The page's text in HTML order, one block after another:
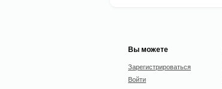
Вы можете
Зарегистрироваться
Войти